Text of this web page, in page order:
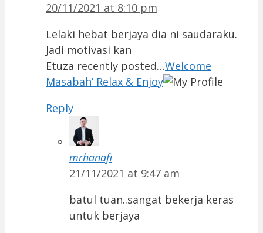
20/11/2021 at 8:10 pm
Lelaki hebat berjaya dia ni saudaraku.
Jadi motivasi kan
Etuza recently posted…Welcome
Masabah’ Relax & Enjoy
Reply
mrhanafi
21/11/2021 at 9:47 am
batul tuan..sangat bekerja keras
untuk berjaya